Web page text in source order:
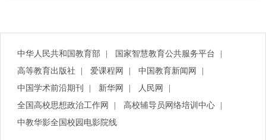
中华人民共和国教育部 国家智慧教育公共服务平台
高等教育出版社
爱课程网 中国教育新闻网
中国学术前沿期刊
新华网 人民网
全国高校思想政治工作网
高校辅导员网络培训中心
中教华影全国校园电影院线